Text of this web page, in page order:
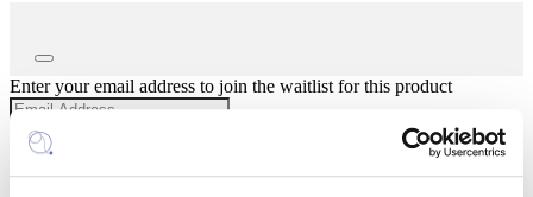
Dismiss
notification
Enter your email address to join the waitlist for this product
Skriv mig på venteliste
Kategori: